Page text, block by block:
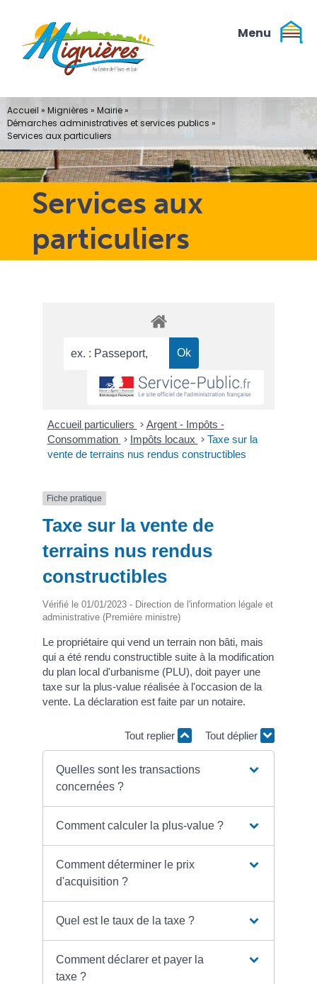
contenu
Services aux
particuliers
Accueil » Mignières » Mairie»
Démarches administratives et services publics »
Services aux particuliers
Accueil particuliers > Argent - Impôts -
Consommation > Impôts locaux > Taxe sur la
vente de terrains nus rendus constructibles
Fiche pratique
Taxe sur la vente de
terrains nus rendus
constructibles
Vérifié le 01/01/2023 - Direction de l'information légale et
administrative (Première ministre)
Le propriétaire qui vend un terrain non bâti, mais
qui a été rendu constructible suite à la modification
du plan local d'urbanisme (PLU), doit payer une
taxe sur la plus-value réalisée à l'occasion de la
vente. La déclaration est faite par un notaire.
Tout replier Tout déplier
Quelles sont les transactions
concernées ?
Comment calculer la plus-value ?
Comment déterminer le prix
d'acquisition ?
Quel est le taux de la taxe ?
Comment déclarer et payer la
taxe ?